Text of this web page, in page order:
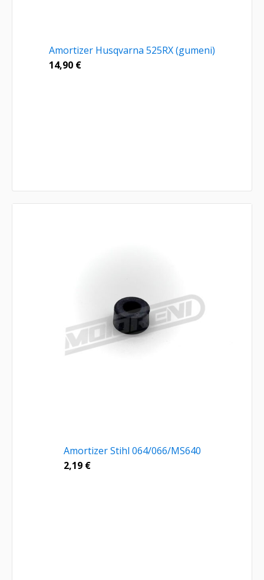
Amortizer Husqvarna 525RX (gumeni)
14,90 €
Amortizer Stihl 064/066/MS640
2,19 €